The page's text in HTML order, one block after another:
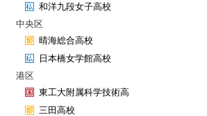
和洋九段女子高校
中央区
晴海総合高校
日本橋女学館高校
港区
東工大附属科学技術高
三田高校